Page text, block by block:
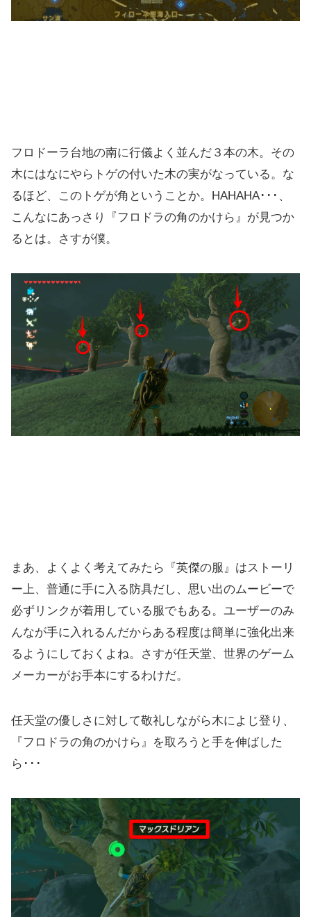
フロドーラ台地の南に行儀よく並んだ３本の木。その
木にはなにやらトゲの付いた木の実がなっている。な
るほど、このトゲが角ということか。HAHAHA･･･、
こんなにあっさり『フロドラの角のかけら』が見つか
るとは。さすが僕。
まあ、よくよく考えてみたら『英傑の服』はストーリ
ー上、普通に手に入る防具だし、思い出のムービーで
必ずリンクが着用している服でもある。ユーザーのみ
んなが手に入れるんだからある程度は簡単に強化出来
るようにしておくよね。さすが任天堂、世界のゲーム
メーカーがお手本にするわけだ。
任天堂の優しさに対して敬礼しながら木によじ登り、
『フロドラの角のかけら』を取ろうと手を伸ばした
ら･･･